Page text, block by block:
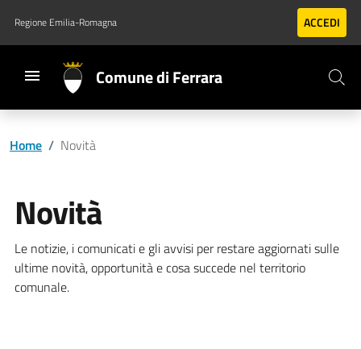
Vai al contenuto principale
Vai al footer
Regione Emilia-Romagna ACCEDI
Comune di Ferrara
Home / Novità
Novità
Le notizie, i comunicati e gli avvisi per restare aggiornati sulle
ultime novità, opportunità e cosa succede nel territorio
comunale.